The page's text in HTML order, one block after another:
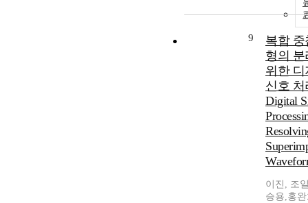
9
복합 중
형의 분
위한 디
신호 처
Digital
이진, 조
승용,홍